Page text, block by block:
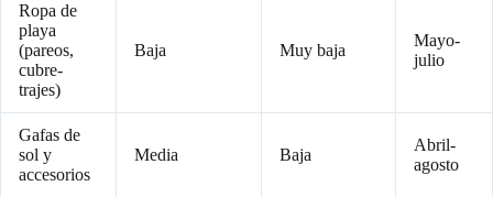
Ropa de
playa
(pareos,
cubre-
trajes)
Baja Muy baja
Mayo-
julio
Gafas de
sol y
accesorios
Media Baja
Abril-
agosto